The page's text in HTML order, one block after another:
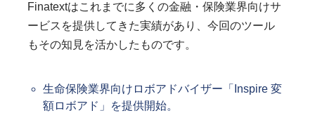
Finatextはこれまでに多くの金融・保険業界向けサ
ービスを提供してきた実績があり、今回のツール
もその知見を活かしたものです。
生命保険業界向けロボアドバイザー「Inspire 変
額ロボアド」を提供開始。